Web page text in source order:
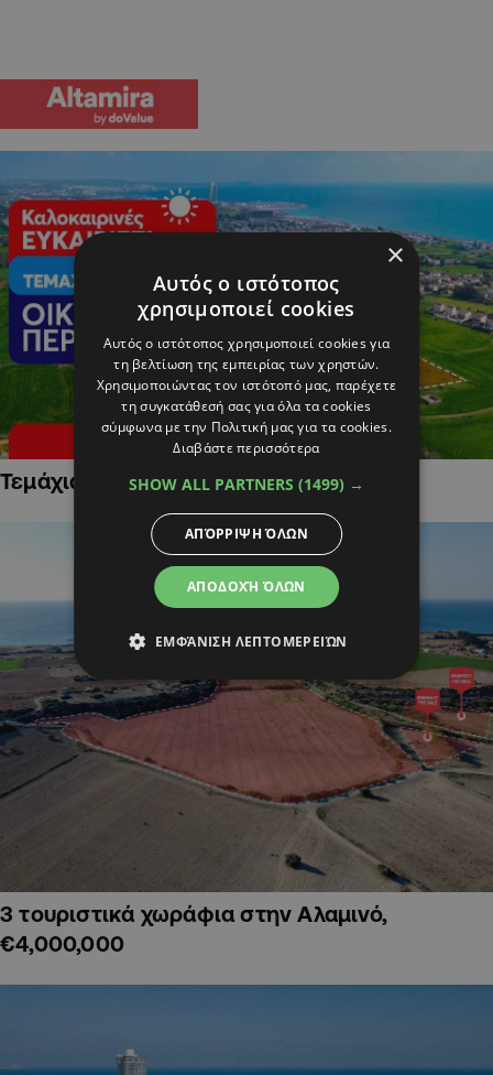
Τεμάχια Γης σε Οικιστικές Περιοχές
3 τουριστικά χωράφια στην Αλαμινό,
€4,000,000
×
Αυτός ο ιστότοπος
χρησιμοποιεί cookies
Αυτός ο ιστότοπος χρησιμοποιεί cookies για
τη βελτίωση της εμπειρίας των χρηστών.
Χρησιμοποιώντας τον ιστότοπό μας, παρέχετε
τη συγκατάθεσή σας για όλα τα cookies
σύμφωνα με την Πολιτική μας για τα cookies.
Διαβάστε περισσότερα
SHOW ALL PARTNERS (1499) →
ΑΠΟΔΟΧΉ ΌΛΩΝ
ΑΠΌΡΡΙΨΗ ΌΛΩΝ
ΕΜΦΆΝΙΣΗ ΛΕΠΤΟΜΕΡΕΙΏΝ